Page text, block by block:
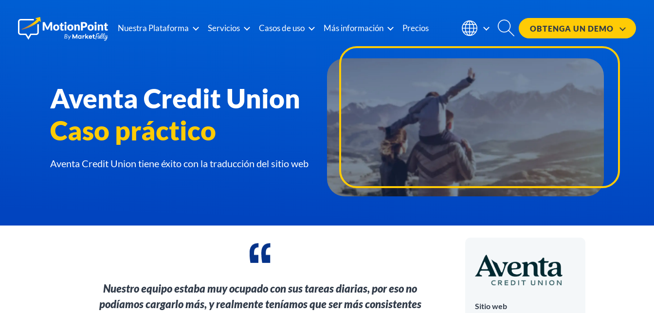
Nuestra Plataforma Servicios Casos de uso Más información Precios OBTENGA UN DEMO
Aventa Credit Union
Caso práctico
Aventa Credit Union tiene éxito con la traducción del sitio web
Nuestro equipo estaba muy ocupado con sus tareas diarias, por eso no
podíamos cargarlo más, y realmente teníamos que ser más consistentes
Sitio web